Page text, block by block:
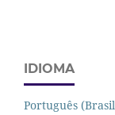
IDIOMA
Português